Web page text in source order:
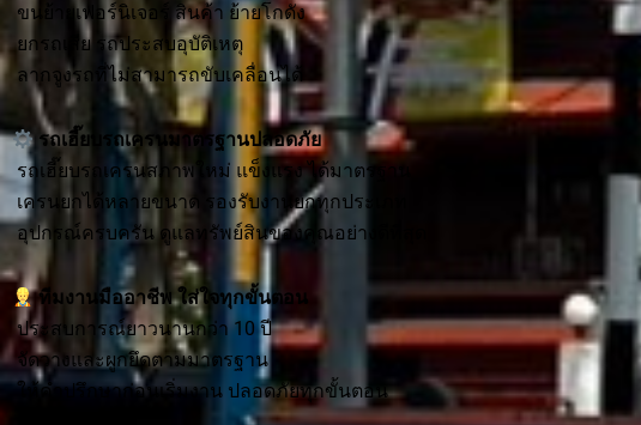
ขนย้ายเฟอร์นิเจอร์ สินค้า ย้ายโกดัง
ยกรถเสีย รถประสบอุบัติเหตุ
ลากจูงรถที่ไม่สามารถขับเคลื่อนได้
รถเฮี๊ยบรถเครนมาตรฐานปลอดภัย
รถเฮี๊ยบรถเครนสภาพใหม่ แข็งแรง ได้มาตรฐาน
เครนยกได้หลายขนาด รองรับงานยกทุกประเภท
อุปกรณ์ครบครัน ดูแลทรัพย์สินของคุณอย่างดีที่สุด
ทีมงานมืออาชีพ ใส่ใจทุกขั้นตอน
ประสบการณ์ยาวนานกว่า 10 ปี
จัดวางและผูกยึดตามมาตรฐาน
ให้คำปรึกษาก่อนเริ่มงาน ปลอดภัยทุกขั้นตอน